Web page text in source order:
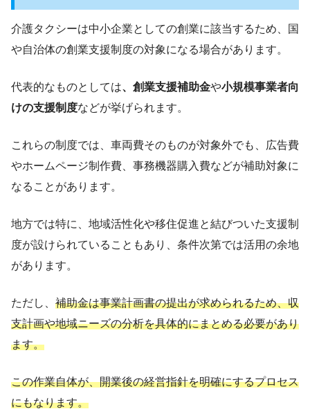
介護タクシーは中小企業としての創業に該当するため、国
や自治体の創業支援制度の対象になる場合があります。
代表的なものとしては、創業支援補助金や小規模事業者向
けの支援制度などが挙げられます。
これらの制度では、車両費そのものが対象外でも、広告費
やホームページ制作費、事務機器購入費などが補助対象に
なることがあります。
地方では特に、地域活性化や移住促進と結びついた支援制
度が設けられていることもあり、条件次第では活用の余地
があります。
ただし、 補助金は事業計画書の提出が求められるため、収
支計画や地域ニーズの分析を具体的にまとめる必要があり
ます。
この作業自体が、開業後の経営指針を明確にするプロセス
にもなります。